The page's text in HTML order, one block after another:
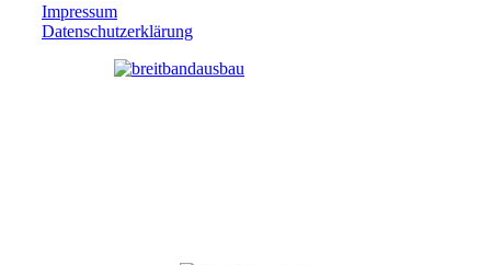
Impressum
Datenschutzerklärung